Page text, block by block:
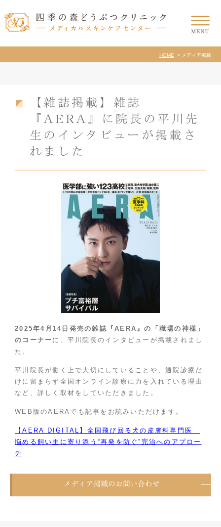
HOME メディア掲載
【雑誌掲載】雑誌
『AERA』に院長の平川先
生のインタビューが掲載さ
れました
2025年4月14日発売の雑誌『AERA』の「職場の神様」
のコーナー に、平川院長のインタビューが掲載されまし
た。
平川院長が働く上で大切にしていることや、通院診療だ
けに留まらず全国オンライン診療に力を入れている理由
など、詳しく取材をしていただきました。
WEB版のAERAでも記事をお読みいただけます。
【AERA DIGITAL】全国飛び回る犬の皮膚科専門医
悩める飼い主に寄り添う“再発を防ぐ”完治へのアプロー
チ
メディア掲載のお問い合わせ